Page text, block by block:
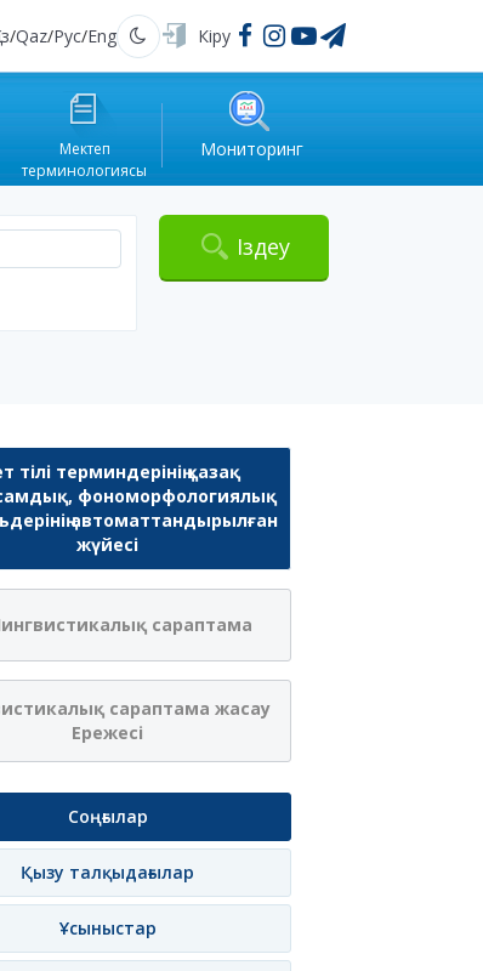
/Qaz/Рус/Eng Қараңғы Кіру
Мектеп
терминологиясы
Мониторинг
Іздеу
тілі терминдерінің қазақ
фономорфологиялық
автоматтандырылған
жүйесі
сараптама
сараптама жасау
Ережесі
Соңғылар
Қызу талқыдағылар
Ұсыныстар